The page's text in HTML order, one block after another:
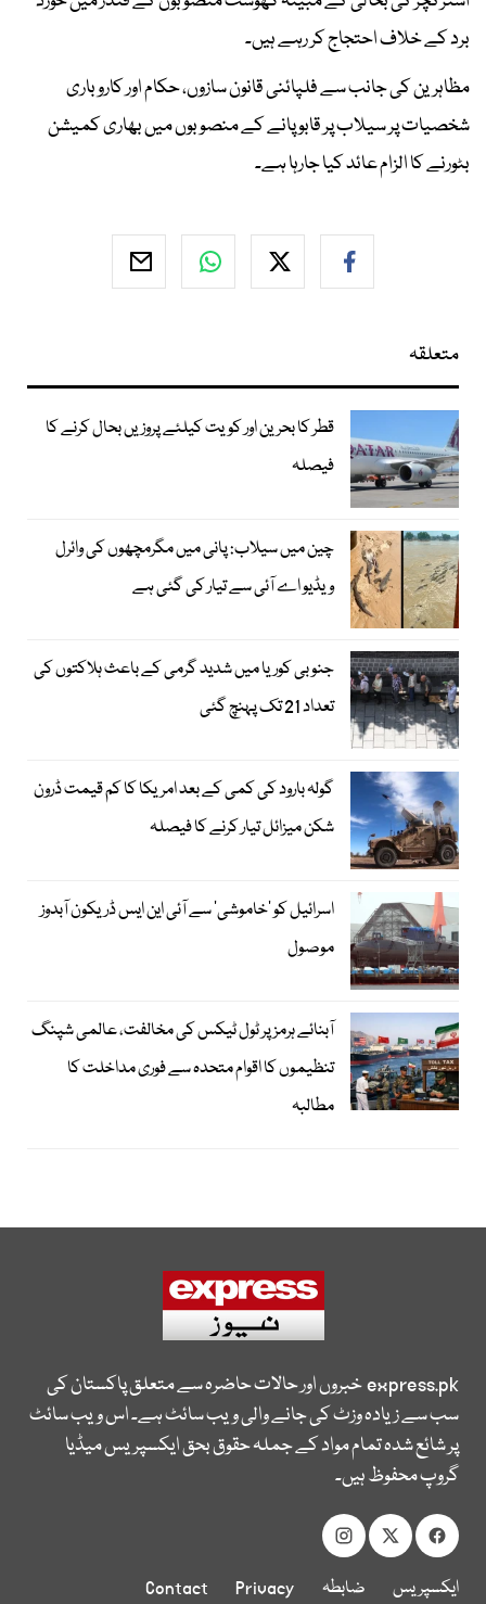
برد کے خلاف احتجاج کر رہے ہیں۔
مظاہرین کی جانب سے فلپائنی قانون سازوں، حکام اور کاروباری
شخصیات پر سیلاب پر قابو پانے کے منصوبوں میں بھاری کمیشن
بٹورنے کا الزام عائد کیا جارہا ہے۔
متعلقہ
قطر کا بحرین اور کویت کیلئے پروزیں بحال کرنے کا
فیصلہ
چین میں سیلاب: پانی میں مگرمچھوں کی وائرل
ویڈیو اے آئی سے تیار کی گئی ہے
جنوبی کوریا میں شدید گرمی کے باعث ہلاکتوں کی
تعداد 21 تک پہنچ گئی
گولہ بارود کی کمی کے بعد امریکا کا کم قیمت ڈرون
شکن میزائل تیار کرنے کا فیصلہ
اسرائیل کو ’خاموشی‘ سے آئی این ایس ڈریکون آبدوز
موصول
آبنائے ہرمز پر ٹول ٹیکس کی مخالفت، عالمی شپنگ
تنظیموں کا اقوام متحدہ سے فوری مداخلت کا
مطالبہ
express.pkخبروں اور حالات حاضرہ سے متعلق پاکستان کی
سب سے زیادہ وزٹ کی جانے والی ویب سائٹ ہے۔ اس ویب سائٹ
پر شائع شدہ تمام مواد کے جملہ حقوق بحق ایکسپریس میڈیا
گروپ محفوظ ہیں۔
ایکسپریس
ضابطہ
Privacy
Contact